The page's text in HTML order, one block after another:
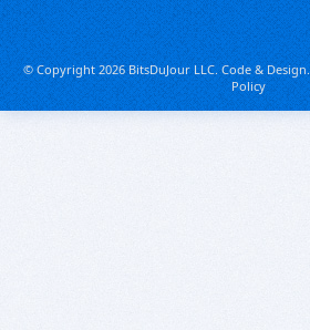
© Copyright 2026 BitsDuJour LLC. Code &
Policy